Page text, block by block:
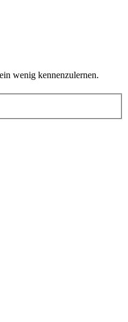
wenig kennenzulernen.